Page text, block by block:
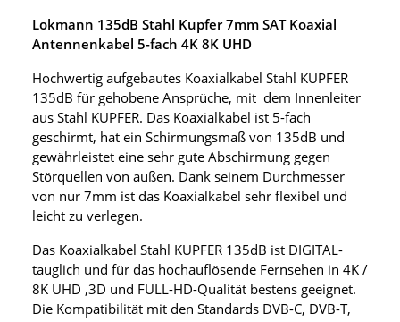
Lokmann 135dB Stahl Kupfer 7mm SAT Koaxial
Antennenkabel 5-fach 4K 8K UHD
Hochwertig aufgebautes Koaxialkabel Stahl KUPFER
135dB für gehobene Ansprüche, mit dem Innenleiter
aus Stahl KUPFER. Das Koaxialkabel ist 5-fach
geschirmt, hat ein Schirmungsmaß von 135dB und
gewährleistet eine sehr gute Abschirmung gegen
Störquellen von außen. Dank seinem Durchmesser
von nur 7mm ist das Koaxialkabel sehr flexibel und
leicht zu verlegen.
Das Koaxialkabel Stahl KUPFER 135dB ist DIGITAL-
tauglich und für das hochauflösende Fernsehen in 4K /
8K UHD ,3D und FULL-HD-Qualität bestens geeignet.
Die Kompatibilität mit den Standards DVB-C, DVB-T,